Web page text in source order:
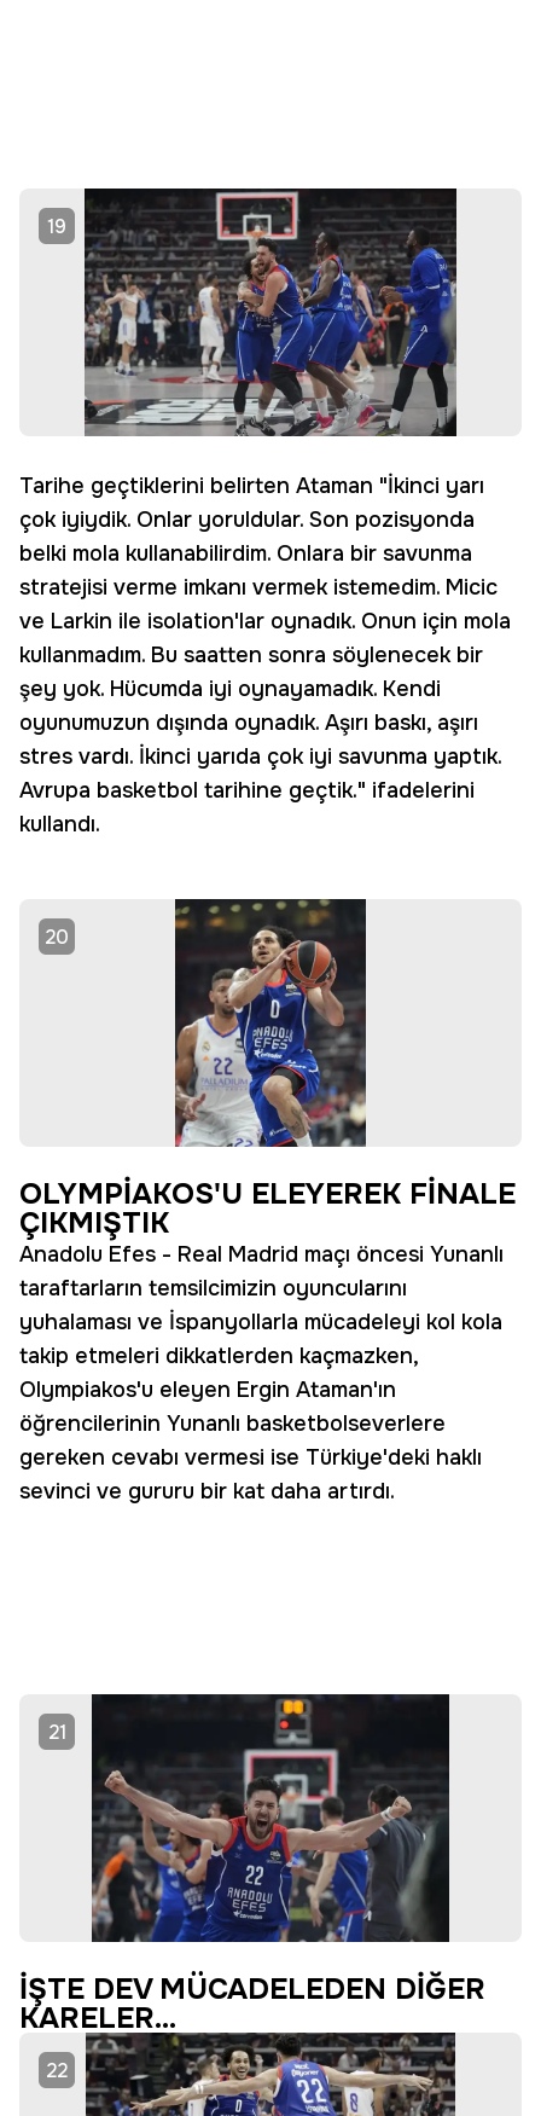
19
Tarihe geçtiklerini belirten Ataman "İkinci yarı
çok iyiydik. Onlar yoruldular. Son pozisyonda
belki mola kullanabilirdim. Onlara bir savunma
stratejisi verme imkanı vermek istemedim. Micic
ve Larkin ile isolation'lar oynadık. Onun için mola
kullanmadım. Bu saatten sonra söylenecek bir
şey yok. Hücumda iyi oynayamadık. Kendi
oyunumuzun dışında oynadık. Aşırı baskı, aşırı
stres vardı. İkinci yarıda çok iyi savunma yaptık.
Avrupa basketbol tarihine geçtik." ifadelerini
kullandı.
20
OLYMPİAKOS'U ELEYEREK FİNALE
ÇIKMIŞTIK
Anadolu Efes - Real Madrid maçı öncesi Yunanlı
taraftarların temsilcimizin oyuncularını
yuhalaması ve İspanyollarla mücadeleyi kol kola
takip etmeleri dikkatlerden kaçmazken,
Olympiakos'u eleyen Ergin Ataman'ın
öğrencilerinin Yunanlı basketbolseverlere
gereken cevabı vermesi ise Türkiye'deki haklı
sevinci ve gururu bir kat daha artırdı.
21
İŞTE DEV MÜCADELEDEN DİĞER
KARELER...
22